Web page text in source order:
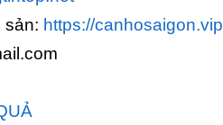
sản: https://canhosaigon.vip